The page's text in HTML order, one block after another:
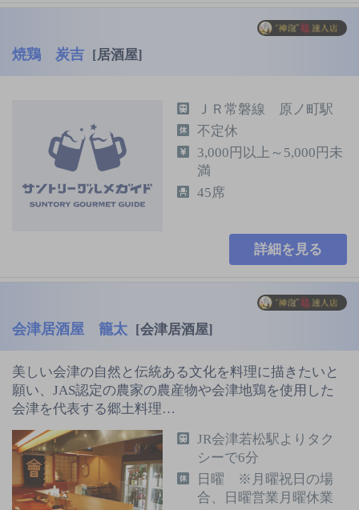
焼鶏 炭吉 [居酒屋]
ＪＲ常磐線 原ノ町駅
不定休
3,000円以上～5,000円未
満
45席
詳細を見る
会津居酒屋 籠太 [会津居酒屋]
美しい会津の自然と伝統ある文化を料理に描きたいと
願い、JAS認定の農家の農産物や会津地鶏を使用した
会津を代表する郷土料理…
JR会津若松駅よりタク
シーで6分
日曜 ※月曜祝日の場
合、日曜営業月曜休業